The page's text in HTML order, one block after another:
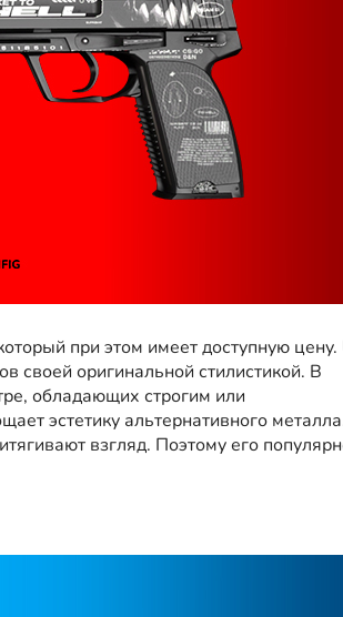
при этом имеет доступную цену.
своей оригинальной стилистикой. В
обладающих строгим или
эстетику альтернативного
взгляд. Поэтому его